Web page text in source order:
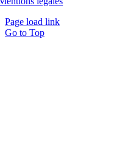
Page load link
Go to Top